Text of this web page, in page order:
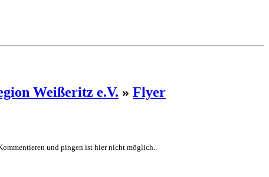
Weißeritz e.V. » Flyer
und pingen ist hier nicht möglich..